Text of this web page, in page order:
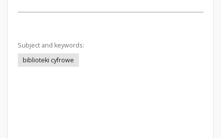
Subject and keywords:
biblioteki cyfrowe